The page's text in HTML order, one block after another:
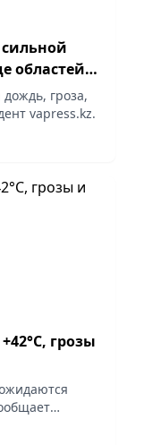
областей
гроза,
vapress.kz.
грозы